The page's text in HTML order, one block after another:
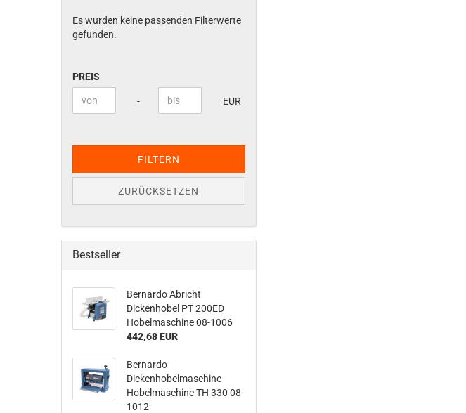
Es wurden keine passenden Filterwerte
gefunden.
PREIS
Preis bis - EUR
FILTERN
ZURÜCKSETZEN
Bestseller
Bernardo Abricht
Dickenhobel PT 200ED
Hobelmaschine 08-1006
442,68 EUR
Bernardo
Dickenhobelmaschine
Hobelmaschine TH 330 08-
1012